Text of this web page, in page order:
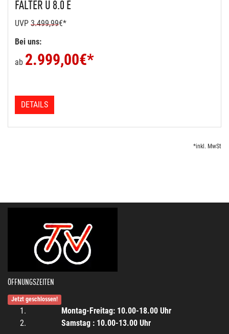
FALTER U 8.0 E
UVP 3.499,99€*
Bei uns:
ab 2.999,00€*
DETAILS
*inkl. MwSt
ÖFFNUNGSZEITEN
Jetzt geschlossen!
Montag-Freitag: 10.00-18.00 Uhr
Samstag : 10.00-13.00 Uhr